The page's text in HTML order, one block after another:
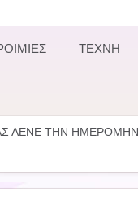
ΤΕΧΝΗ
ΛΕΝΕ ΤΗΝ